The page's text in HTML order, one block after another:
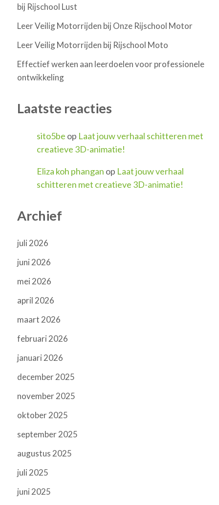
bij Rijschool Lust
Leer Veilig Motorrijden bij Onze Rijschool Motor
Leer Veilig Motorrijden bij Rijschool Moto
Effectief werken aan leerdoelen voor professionele
ontwikkeling
Laatste reacties
sito5be op Laat jouw verhaal schitteren met
creatieve 3D-animatie!
Eliza koh phangan op Laat jouw verhaal
schitteren met creatieve 3D-animatie!
Archief
juli 2026
juni 2026
mei 2026
april 2026
maart 2026
februari 2026
januari 2026
december 2025
november 2025
oktober 2025
september 2025
augustus 2025
juli 2025
juni 2025